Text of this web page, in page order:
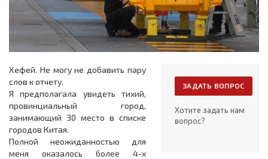
ЗАДАТЬ ВОПРОС
Хотите задать нам
вопрос?
Хефей. Не могу не добавить пару
слов к отчету.
Я предполагала увидеть тихий,
провинциальный город,
занимающий 30 место в списке
городов Китая.
Полной неожиданностью для
меня оказалось более 4-х